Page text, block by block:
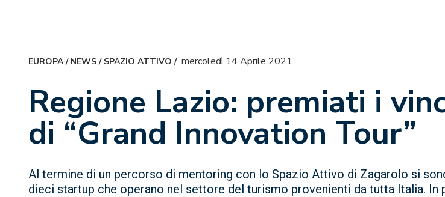
EUROPA/ NEWS/ SPAZIO ATTIVO / mercoledì 14 Aprile 2021
Regione Lazio: premiati i
di “Grand Innovation Tour”
Al termine di un percorso di mentoring con lo Spazio Attivo di Zagarolo si
dieci startup che operano nel settore del turismo provenienti da tutta Italia. In